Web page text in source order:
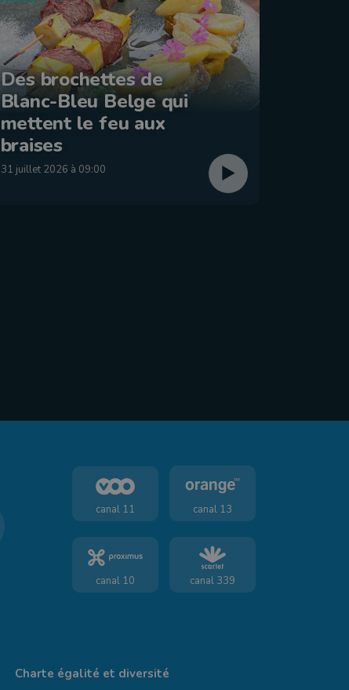
Des brochettes de
Blanc-Bleu Belge qui
mettent le feu aux
braises
31 juillet 2026 à 09:00
canal 11 canal 13
canal 10 canal 339
Charte égalité et diversité